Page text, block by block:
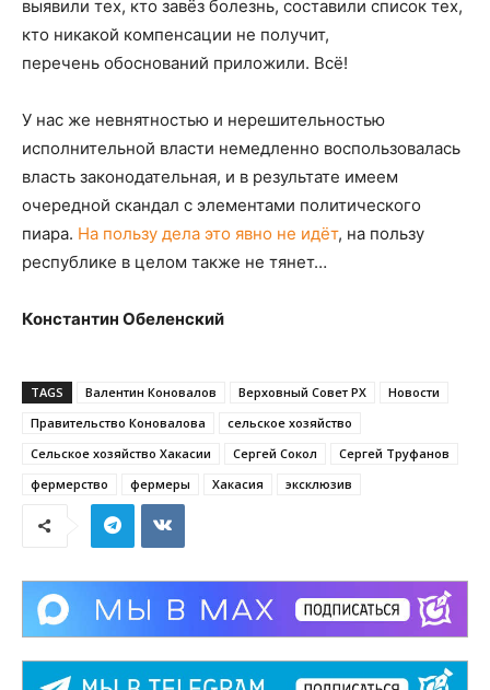
выявили тех, кто завёз болезнь, составили список тех,
кто никакой компенсации не получит,
перечень обоснований приложили. Всё!
У нас же невнятностью и нерешительностью
исполнительной власти немедленно воспользовалась
власть законодательная, и в результате имеем
очередной скандал с элементами политического
пиара. На пользу дела это явно не идёт, на пользу
республике в целом также не тянет…
Константин Обеленский
TAGS Валентин Коновалов Верховный Совет РХ
Новости
Правительство Коновалова
сельское хозяйство
Сельское хозяйство Хакасии
Сергей Сокол
Сергей Труфанов
фермерство
фермеры Хакасия эксклюзив